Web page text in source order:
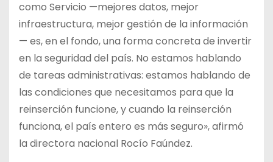
como Servicio —mejores datos, mejor
infraestructura, mejor gestión de la información
— es, en el fondo, una forma concreta de invertir
en la seguridad del país. No estamos hablando
de tareas administrativas: estamos hablando de
las condiciones que necesitamos para que la
reinserción funcione, y cuando la reinserción
funciona, el país entero es más seguro», afirmó
la directora nacional Rocío Faúndez.